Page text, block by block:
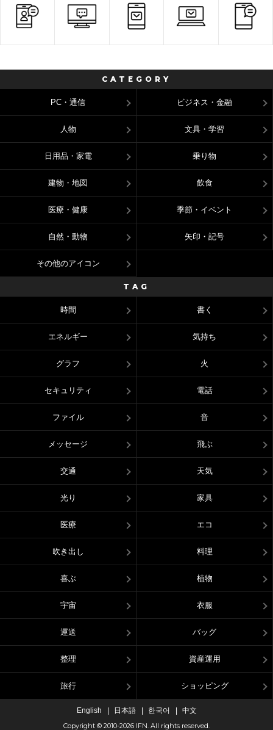
CATEGORY
PC・通信 ビジネス・金融
人物 文具・学習
日用品・家電 乗り物
建物・地図 飲食
医療・健康 季節・イベント
自然・動物 矢印・記号
その他のアイコン
TAG
時間 書く
エネルギー 気持ち
グラフ 火
セキュリティ 電話
ファイル 音
メッセージ 飛ぶ
交通 天気
光り 家具
医療 エコ
吹き出し 料理
喜ぶ 植物
宇宙 衣服
運送 バッグ
整理 資産運用
旅行 ショッピング
English 日本語 한국어
中文
Copyright © 2010-2026 IFN. All rights reserved.